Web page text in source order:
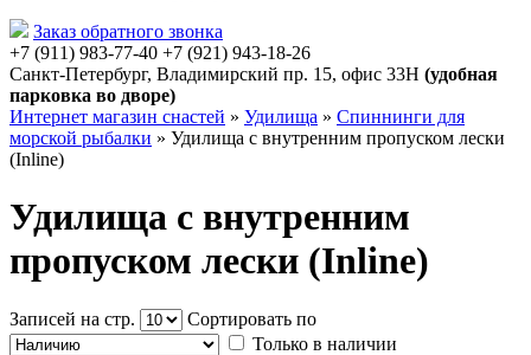
Заказ обратного звонка
+7 (911) 983-77-40 ‭+7 (921) 943-18-26
Санкт-Петербург, Владимирский пр. 15, офис 33Н (удобная
парковка во дворе)
Интернет магазин снастей » Удилища » Спиннинги для
морской рыбалки » Удилища с внутренним пропуском лески
(Inline)
Удилища с внутренним
пропуском лески (Inline)
Записей на стр.
Сортировать по
Только в наличии